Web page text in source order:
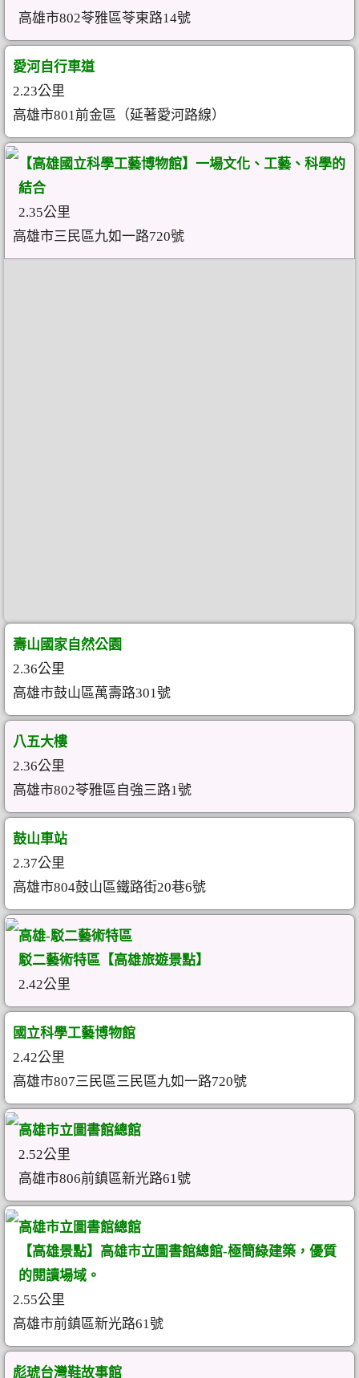
高雄市802苓雅區苓東路14號
愛河自行車道
2.23公里
高雄市801前金區（延著愛河路線）
【高雄國立科學工藝博物館】一場文化、工藝、科學的
結合
2.35公里
高雄市三民區九如一路720號
壽山國家自然公園
2.36公里
高雄市鼓山區萬壽路301號
八五大樓
2.36公里
高雄市802苓雅區自強三路1號
鼓山車站
2.37公里
高雄市804鼓山區鐵路街20巷6號
高雄-駁二藝術特區
駁二藝術特區【高雄旅遊景點】
2.42公里
國立科學工藝博物館
2.42公里
高雄市807三民區三民區九如一路720號
高雄市立圖書館總館
2.52公里
高雄市806前鎮區新光路61號
高雄市立圖書館總館
【高雄景點】高雄市立圖書館總館-極簡綠建築，優質
的閱讀場域。
2.55公里
高雄市前鎮區新光路61號
彪琥台灣鞋故事館